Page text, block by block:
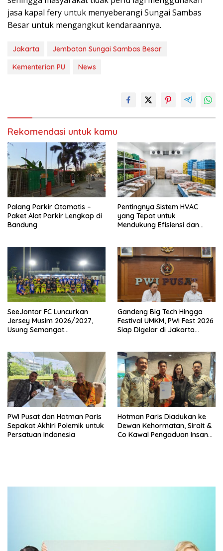
jasa kapal fery untuk menyeberangi Sungai Sambas
Besar untuk mengangkut kendaraannya.
Jakarta
Jembatan Sungai Sambas Besar
Kementerian PU
News
Rekomendasi untuk kamu
Palang Parkir Otomatis –
Paket Alat Parkir Lengkap di
Bandung
Pentingnya Sistem HVAC
yang Tepat untuk
Mendukung Efisiensi dan
SeeJontor FC Luncurkan
Jersey Musim 2026/2027,
Usung Semangat
Gandeng Big Tech Hingga
Festival UMKM, PWI Fest 2026
Siap Digelar di Jakarta
PWI Pusat dan Hotman Paris
Sepakat Akhiri Polemik untuk
Persatuan Indonesia
Hotman Paris Diadukan ke
Dewan Kehormatan, Sirait &
Co Kawal Pengaduan Insan